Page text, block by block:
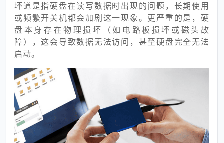
坏道是指硬盘在读写数据时出现的问题，长期使用
或频繁开关机都会加剧这一现象。更严重的是，硬
盘本身存在物理损坏（如电路板损坏或磁头故
障），这会导致数据无法访问，甚至硬盘完全无法
启动。